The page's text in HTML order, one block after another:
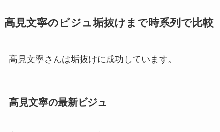
高見文寧のビジュ垢抜けまで時系列で比較
高見文寧さんは垢抜けに成功しています。
高見文寧の最新ビジュ